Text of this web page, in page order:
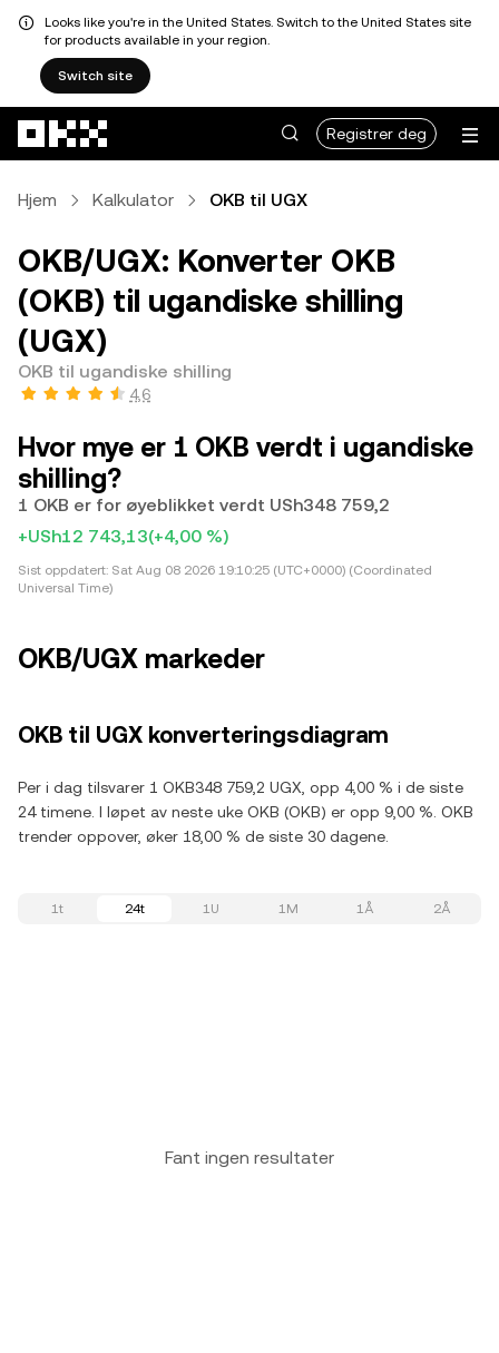
Looks like you're in the United States. Switch to the United States site
for products available in your region.
Switch site
Registrer deg
Hjem Kalkulator OKB til UGX
OKB/UGX: Konverter OKB
(OKB) til ugandiske shilling
(UGX)
OKB til ugandiske shilling
4,6
Hvor mye er 1 OKB verdt i ugandiske
shilling?
1 OKB er for øyeblikket verdt USh348 759,2
+USh12 743,13(+4,00 %)
Sist oppdatert: Sat Aug 08 2026 19:10:25 (UTC+0000) (Coordinated
Universal Time)
OKB/UGX markeder
OKB til UGX konverteringsdiagram
Per i dag tilsvarer 1 OKB348 759,2 UGX, opp 4,00 % i de siste
24 timene. I løpet av neste uke OKB (OKB) er opp 9,00 %. OKB
trender oppover, øker 18,00 % de siste 30 dagene.
1t 24t 1U 1M 1Å 2Å
Fant ingen resultater